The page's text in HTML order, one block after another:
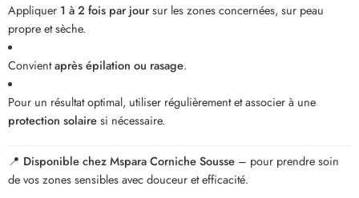
Appliquer 1 à 2 fois par joursur les zones concernées, sur peau
propre et sèche.
Convientaprès épilation ou rasage.
Pour un résultat optimal, utiliser régulièrement et associer à une
protection solairesi nécessaire.
📍 Disponible chez Mspara Corniche Sousse – pour prendre soin
de vos zones sensibles avec douceur et efficacité.